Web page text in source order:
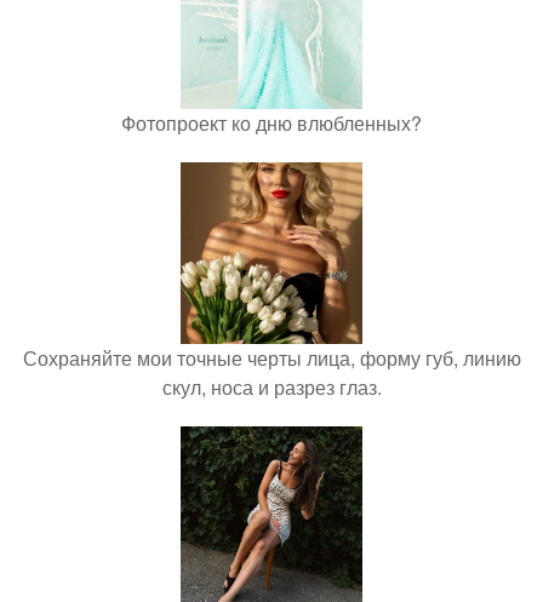
Фотопроект ко дню влюбленных?
Сохраняйте мои точные черты лица, форму губ, линию
скул, носа и разрез глаз.